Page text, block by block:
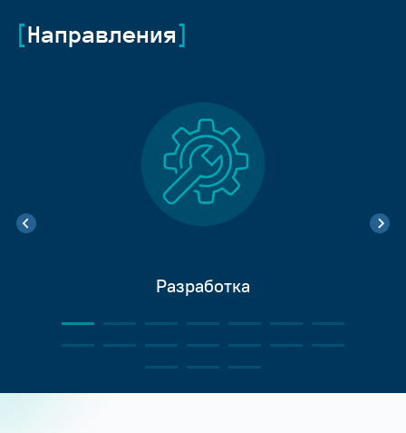
Направления
Разработка